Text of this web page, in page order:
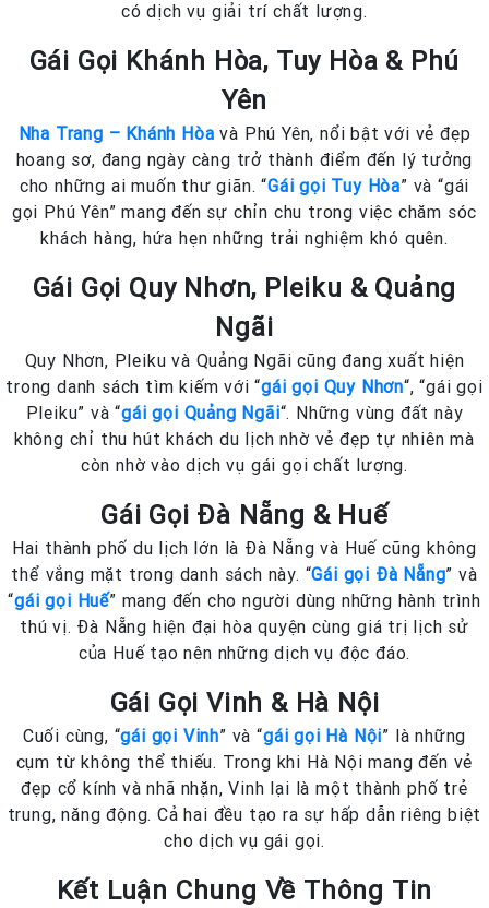
có dịch vụ giải trí chất lượng.
Gái Gọi Khánh Hòa, Tuy Hòa & Phú
Yên
Nha Trang – Khánh Hòa và Phú Yên, nổi bật với vẻ đẹp
hoang sơ, đang ngày càng trở thành điểm đến lý tưởng
cho những ai muốn thư giãn. “Gái gọi Tuy Hòa” và “gái
gọi Phú Yên” mang đến sự chỉn chu trong việc chăm sóc
khách hàng, hứa hẹn những trải nghiệm khó quên.
Gái Gọi Quy Nhơn, Pleiku & Quảng
Ngãi
Quy Nhơn, Pleiku và Quảng Ngãi cũng đang xuất hiện
trong danh sách tìm kiếm với “gái gọi Quy Nhơn“, “gái gọi
Pleiku” và “gái gọi Quảng Ngãi“. Những vùng đất này
không chỉ thu hút khách du lịch nhờ vẻ đẹp tự nhiên mà
còn nhờ vào dịch vụ gái gọi chất lượng.
Gái Gọi Đà Nẵng & Huế
Hai thành phố du lịch lớn là Đà Nẵng và Huế cũng không
thể vắng mặt trong danh sách này. “Gái gọi Đà Nẵng” và
“gái gọi Huế” mang đến cho người dùng những hành trình
thú vị. Đà Nẵng hiện đại hòa quyện cùng giá trị lịch sử
của Huế tạo nên những dịch vụ độc đáo.
Gái Gọi Vinh & Hà Nội
Cuối cùng, “gái gọi Vinh” và “gái gọi Hà Nội” là những
cụm từ không thể thiếu. Trong khi Hà Nội mang đến vẻ
đẹp cổ kính và nhã nhặn, Vinh lại là một thành phố trẻ
trung, năng động. Cả hai đều tạo ra sự hấp dẫn riêng biệt
cho dịch vụ gái gọi.
Kết Luận Chung Về Thông Tin